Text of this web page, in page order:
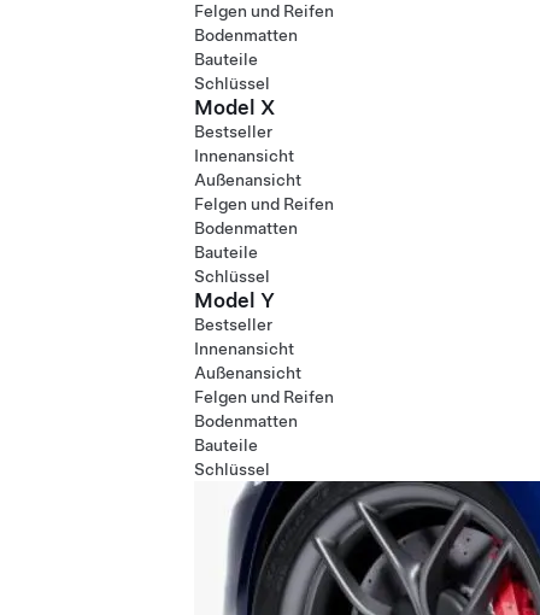
Felgen und Reifen
Bodenmatten
Bauteile
Schlüssel
Model X
Bestseller
Innenansicht
Außenansicht
Felgen und Reifen
Bodenmatten
Bauteile
Schlüssel
Model Y
Bestseller
Innenansicht
Außenansicht
Felgen und Reifen
Bodenmatten
Bauteile
Schlüssel